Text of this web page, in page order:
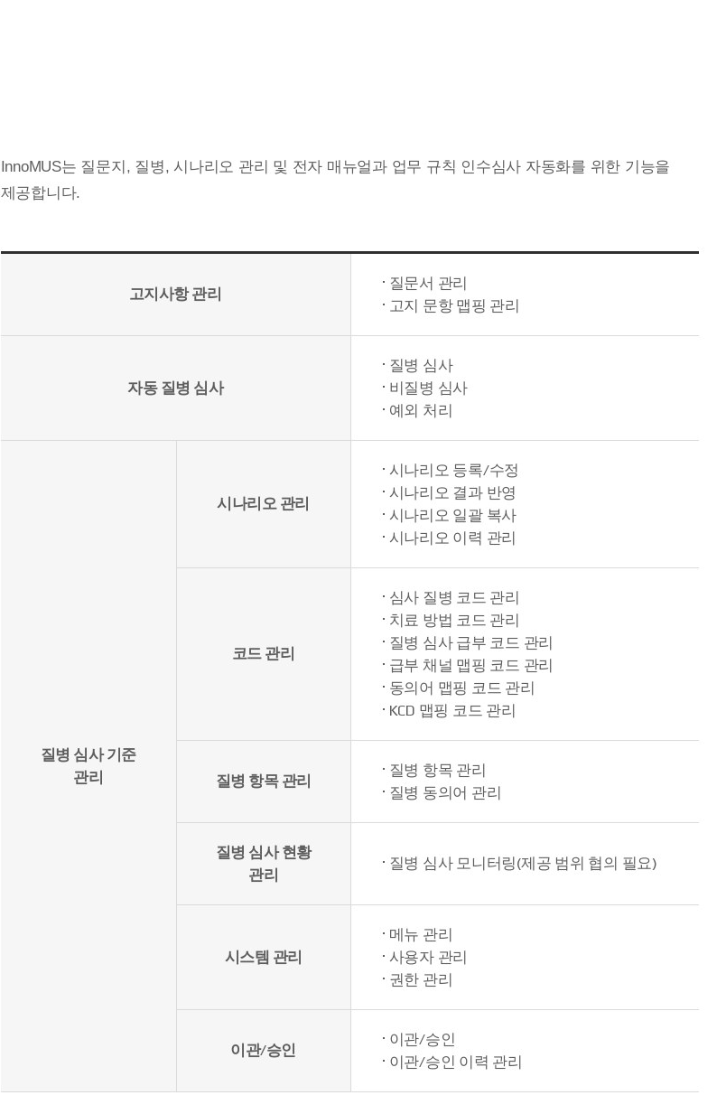
InnoMUS는 질문지, 질병, 시나리오 관리 및 전자 매뉴얼과 업무 규칙 인수심사 자동화를 위한 기능을
제공합니다.
고지사항 관리
질문서 관리
고지 문항 맵핑 관리
자동 질병 심사
질병 심사
비질병 심사
예외 처리
질병 심사 기준
관리
시나리오 관리
시나리오 등록/수정
시나리오 결과 반영
시나리오 일괄 복사
시나리오 이력 관리
코드 관리
심사 질병 코드 관리
치료 방법 코드 관리
질병 심사 급부 코드 관리
급부 채널 맵핑 코드 관리
동의어 맵핑 코드 관리
KCD 맵핑 코드 관리
질병 항목 관리
질병 항목 관리
질병 동의어 관리
질병 심사 현황
관리
질병 심사 모니터링(제공 범위 협의 필요)
시스템 관리
메뉴 관리
사용자 관리
권한 관리
이관/승인
이관/승인
이관/승인 이력 관리